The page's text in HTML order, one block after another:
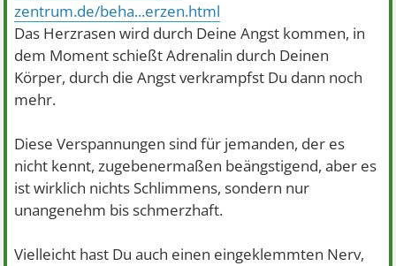
zentrum.de/beha...erzen.html
Das Herzrasen wird durch Deine Angst kommen, in
dem Moment schießt Adrenalin durch Deinen
Körper, durch die Angst verkrampfst Du dann noch
mehr.
Diese Verspannungen sind für jemanden, der es
nicht kennt, zugebenermaßen beängstigend, aber es
ist wirklich nichts Schlimmens, sondern nur
unangenehm bis schmerzhaft.
Vielleicht hast Du auch einen eingeklemmten Nerv,